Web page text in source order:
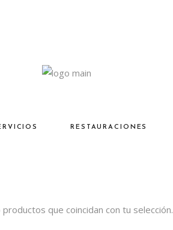
RESTAURACIONES
que coincidan con tu selección.